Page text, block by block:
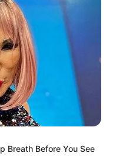
Breath Before You See